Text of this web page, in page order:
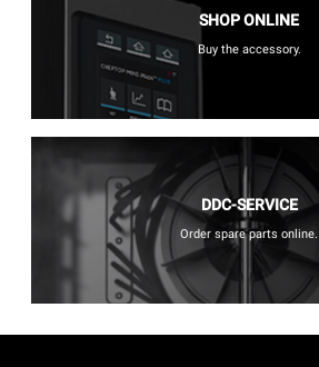
SHOP ONLINE
Buy the accessory.
DDC-SERVICE
Order spare parts online.